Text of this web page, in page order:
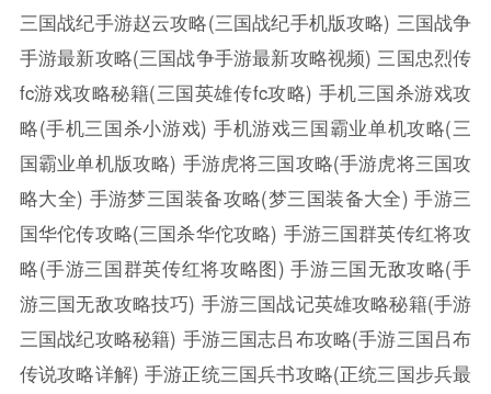
三国战纪手游赵云攻略(三国战纪手机版攻略) 三国战争
手游最新攻略(三国战争手游最新攻略视频) 三国忠烈传
fc游戏攻略秘籍(三国英雄传fc攻略) 手机三国杀游戏攻
略(手机三国杀小游戏) 手机游戏三国霸业单机攻略(三
国霸业单机版攻略) 手游虎将三国攻略(手游虎将三国攻
略大全) 手游梦三国装备攻略(梦三国装备大全) 手游三
国华佗传攻略(三国杀华佗攻略) 手游三国群英传红将攻
略(手游三国群英传红将攻略图) 手游三国无敌攻略(手
游三国无敌攻略技巧) 手游三国战记英雄攻略秘籍(手游
三国战纪攻略秘籍) 手游三国志吕布攻略(手游三国吕布
传说攻略详解) 手游正统三国兵书攻略(正统三国步兵最